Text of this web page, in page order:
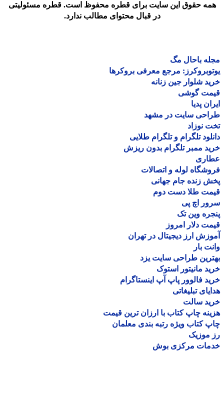
حقوق این سایت برای قطره محفوظ است. قطره مسئولیتی
در قبال محتوای مطالب ندارد.
باحال مگ
مرجع معرفی بروکرها
شلوار جین زنانه
گوشی
پدیا
سایت در مشهد
نوزاد
تلگرام و تلگرام طلایی
ممبر تلگرام بدون ریزش
لوله و اتصالات
زنده جام جهانی
طلا دست دوم
اچ پی
وین تک
دلار امروز
ارز دیجیتال در تهران
بار
طراحی سایت یزد
مانیتور استوک
فالوور پاپ آپ اینستاگرام
تبلیغاتی
سالت
چاپ کتاب با ارزان ترین قیمت
کتاب ویژه رتبه بندی معلمان
موزیک
مرکزی بوش